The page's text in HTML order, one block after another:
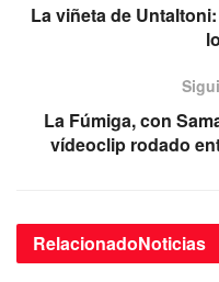
La viñeta de
La Fúmiga, con
vídeoclip rodado
RelacionadoNoticias